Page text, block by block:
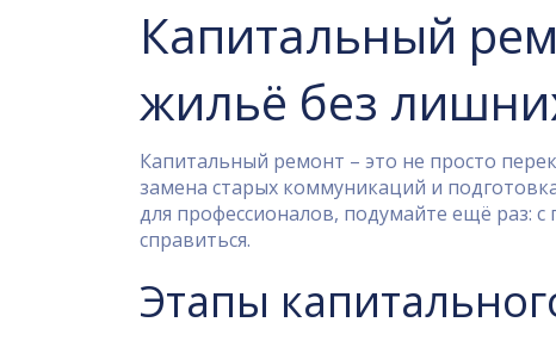
Капитальный
жильё без
Капитальный ремонт – это не просто
замена старых коммуникаций и
для профессионалов, подумайте ещё раз:
справиться.
Этапы